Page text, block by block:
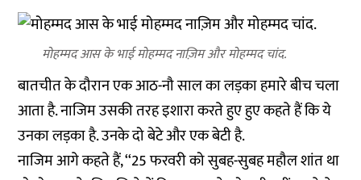
मोहम्मद आस के भाई मोहम्मद नाज़िम और मोहम्मद चांद.
बातचीत के दौरान एक आठ-नौ साल का लड़का हमारे बीच चला
आता है. नाजिम उसकी तरह इशारा करते हुए हुए कहते हैं कि ये
उनका लड़का है. उनके दो बेटे और एक बेटी है.
नाजिम आगे कहते हैं, ‘‘25 फरवरी को सुबह-सुबह महौल शांत था